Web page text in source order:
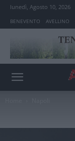
lunedì, Agosto 10, 2026
BENEVENTO AVELLINO